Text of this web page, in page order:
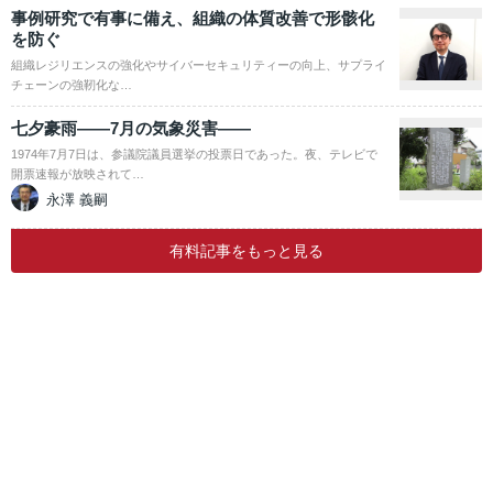
事例研究で有事に備え、組織の体質改善で形骸化
を防ぐ
組織レジリエンスの強化やサイバーセキュリティーの向上、サプライ
チェーンの強靭化な…
七夕豪雨――7月の気象災害――
1974年7月7日は、参議院議員選挙の投票日であった。夜、テレビで
開票速報が放映されて…
永澤 義嗣
有料記事をもっと見る